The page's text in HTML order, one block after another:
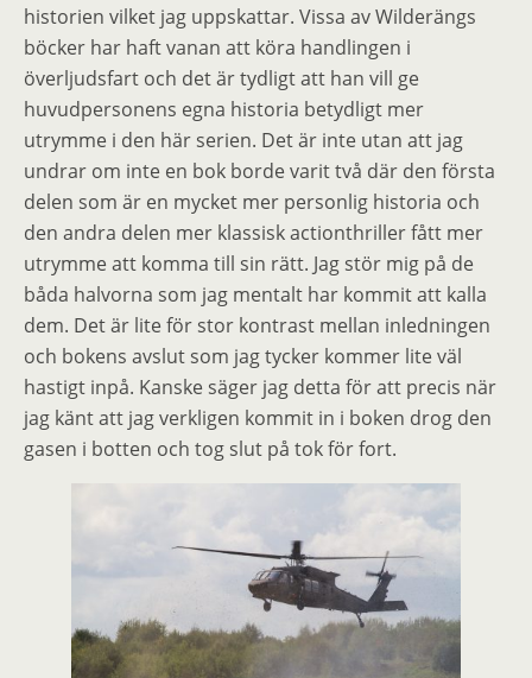
historien vilket jag uppskattar. Vissa av Wilderängs
böcker har haft vanan att köra handlingen i
överljudsfart och det är tydligt att han vill ge
huvudpersonens egna historia betydligt mer
utrymme i den här serien. Det är inte utan att jag
undrar om inte en bok borde varit två där den första
delen som är en mycket mer personlig historia och
den andra delen mer klassisk actionthriller fått mer
utrymme att komma till sin rätt. Jag stör mig på de
båda halvorna som jag mentalt har kommit att kalla
dem. Det är lite för stor kontrast mellan inledningen
och bokens avslut som jag tycker kommer lite väl
hastigt inpå. Kanske säger jag detta för att precis när
jag känt att jag verkligen kommit in i boken drog den
gasen i botten och tog slut på tok för fort.